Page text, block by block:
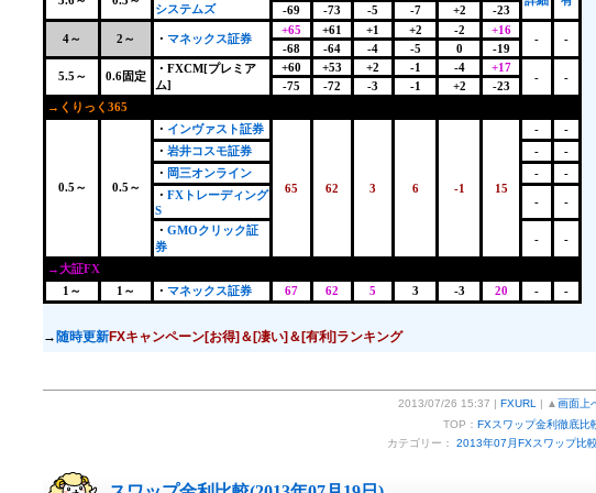
システムズ
-69 -73 -5 -7 +2 -23
4～ 2～ ・ マネックス証券
+65 +61 +1 +2 -2 +16
- -
-68 -64 -4 -5 0 -19
5.5～ 0.6固定
・FXCM[プレミア
ム]
+60 +53 +2 -1 -4 +17
- -
-75 -72 -3 -1 +2
-23
→くりっく365
0.5～ 0.5～
・ インヴァスト証券
65 62 3 6 -1 15
-
-
・ 岩井コスモ証券 -
-
・ 岡三オンライン -
-
・ FXトレーディング
S
- -
・ GMOクリック証
券
- -
→大証FX
1～
1～ ・ マネックス証券 67 62 5 3 -3 20 - -
→ 随時更新FXキャンペーン[お得]＆[凄い]＆[有利]ランキング
2013/07/26 15:37 | FXURL | ▲ 画面上
TOP： FXスワップ金利徹底比
カテゴリー： 2013年07月FXスワップ比